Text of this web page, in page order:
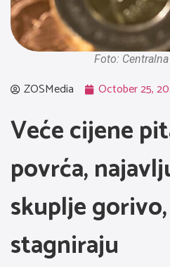
Foto:
ZOSMedia October 25,
Veće cijene
povrća,
skuplje
stagniraju